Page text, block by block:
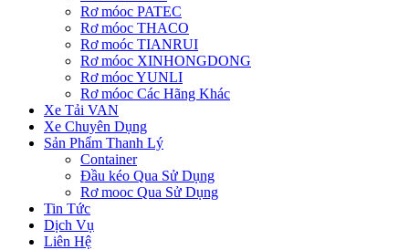
Rơ móoc PATEC
Rơ móoc THACO
Rơ moóc TIANRUI
Rơ móoc XINHONGDONG
Rơ móoc YUNLI
Rơ móoc Các Hãng Khác
Xe Tải VAN
Xe Chuyên Dụng
Sản Phẩm Thanh Lý
Container
Đầu kéo Qua Sử Dụng
Rơ mooc Qua Sử Dụng
Tin Tức
Dịch Vụ
Liên Hệ